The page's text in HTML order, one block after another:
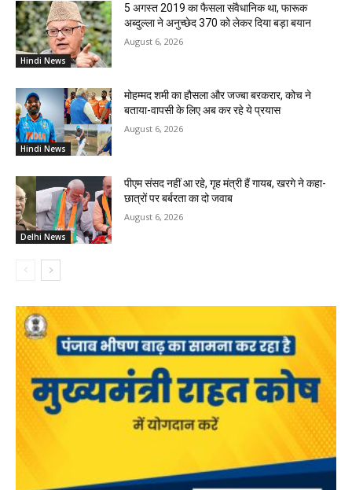
Hindi News
5 अगस्त 2019 का फैसला संवैधानिक था, फारूक
अब्दुल्ला ने अनुच्छेद 370 को लेकर दिया बड़ा बयान
August 6, 2026
Hindi News
मोहम्मद शमी का हौसला और जज्बा बरकरार, कोच ने
बताया-वापसी के लिए अब कर रहे ये प्रयास
August 6, 2026
Delhi News
पीएम संसद नहीं आ रहे, गृह मंत्री हैं गायब, खरगे ने कहा-
छात्रों पर बर्बरता का दो जवाब
August 6, 2026